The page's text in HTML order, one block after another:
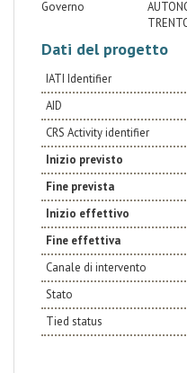
nascita. 38 Sindaci e
sensibilizzati e formati.
infantili sensibilizzati e
Scuola primaria
Provincia Autonoma di
sui temi del progetto.
Governo
Dati del progetto
IATI Identifier
AID
CRS Activity identifier
Inizio previsto
Fine prevista
Inizio effettivo
Fine effettiva
Canale di intervento
Stato
Tied status